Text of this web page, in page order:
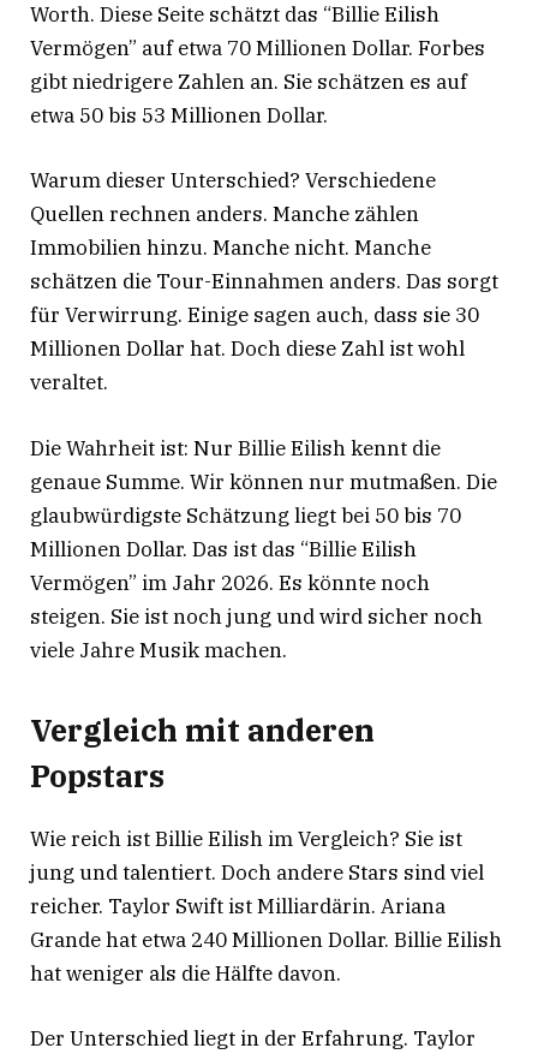
Worth. Diese Seite schätzt das “Billie Eilish
Vermögen” auf etwa 70 Millionen Dollar. Forbes
gibt niedrigere Zahlen an. Sie schätzen es auf
etwa 50 bis 53 Millionen Dollar.
Warum dieser Unterschied? Verschiedene
Quellen rechnen anders. Manche zählen
Immobilien hinzu. Manche nicht. Manche
schätzen die Tour-Einnahmen anders. Das sorgt
für Verwirrung. Einige sagen auch, dass sie 30
Millionen Dollar hat. Doch diese Zahl ist wohl
veraltet.
Die Wahrheit ist: Nur Billie Eilish kennt die
genaue Summe. Wir können nur mutmaßen. Die
glaubwürdigste Schätzung liegt bei 50 bis 70
Millionen Dollar. Das ist das “Billie Eilish
Vermögen” im Jahr 2026. Es könnte noch
steigen. Sie ist noch jung und wird sicher noch
viele Jahre Musik machen.
Vergleich mit anderen
Popstars
Wie reich ist Billie Eilish im Vergleich? Sie ist
jung und talentiert. Doch andere Stars sind viel
reicher. Taylor Swift ist Milliardärin. Ariana
Grande hat etwa 240 Millionen Dollar. Billie Eilish
hat weniger als die Hälfte davon.
Der Unterschied liegt in der Erfahrung. Taylor